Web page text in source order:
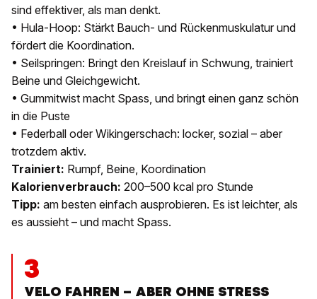
sind effektiver, als man denkt.
• Hula-Hoop: Stärkt Bauch- und Rückenmuskulatur und
fördert die Koordination.
• Seilspringen: Bringt den Kreislauf in Schwung, trainiert
Beine und Gleichgewicht.
• Gummitwist macht Spass, und bringt einen ganz schön
in die Puste
• Federball oder Wikingerschach: locker, sozial – aber
trotzdem aktiv.
Trainiert: Rumpf, Beine, Koordination
Kalorienverbrauch: 200–500 kcal pro Stunde
Tipp: am besten einfach ausprobieren. Es ist leichter, als
es aussieht – und macht Spass.
3
VELO FAHREN – ABER OHNE STRESS